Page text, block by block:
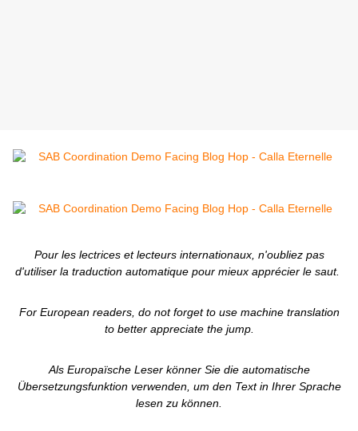
Pour les lectrices et lecteurs internationaux, n'oubliez pas
d'utiliser la traduction automatique pour mieux apprécier le saut.
For European readers, do not forget to use machine translation
to better appreciate the jump.
Als Europaïsche Leser könner Sie die automatische
Übersetzungsfunktion verwenden, um den Text in Ihrer Sprache
lesen zu können.